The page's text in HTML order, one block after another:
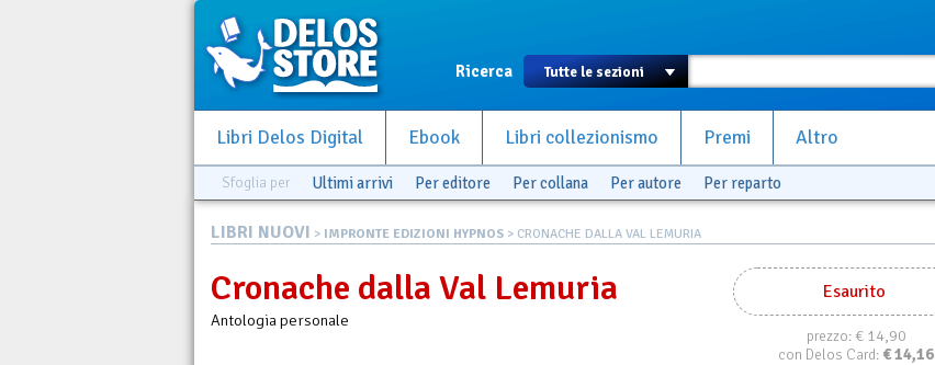
Ricerca
Libri Delos Digital Ebook Libri collezionismo Premi Altro
Sfoglia per Ultimi arrivi Per editore Per collana Per autore Per reparto
LIBRI NUOVI > IMPRONTE EDIZIONI HYPNOS > CRONACHE DALLA VAL LEMURIA
Esaurito
prezzo:€ 14,90
con Delos Card: €14,16
Cronache dalla Val Lemuria
Antologia personale